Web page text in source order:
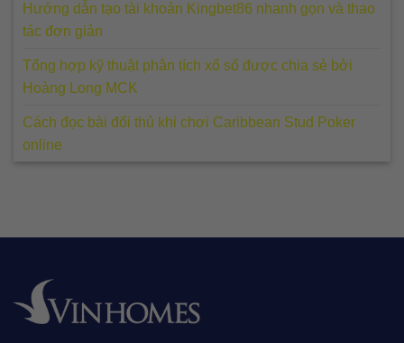
Hướng dẫn tạo tài khoản Kingbet86 nhanh gọn và thao
tác đơn giản
Tổng hợp kỹ thuật phân tích xổ số được chia sẻ bởi
Hoàng Long MCK
Cách đọc bài đối thủ khi chơi Caribbean Stud Poker
online